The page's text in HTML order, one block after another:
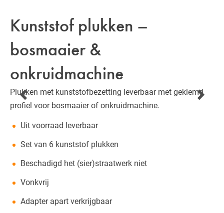
Kunststof plukken –
bosmaaier &
onkruidmachine
Plukken met kunststofbezetting leverbaar met geklemd
profiel voor bosmaaier of onkruidmachine.
Uit voorraad leverbaar
Set van 6 kunststof plukken
Beschadigd het (sier)straatwerk niet
Vonkvrij
Adapter apart verkrijgbaar